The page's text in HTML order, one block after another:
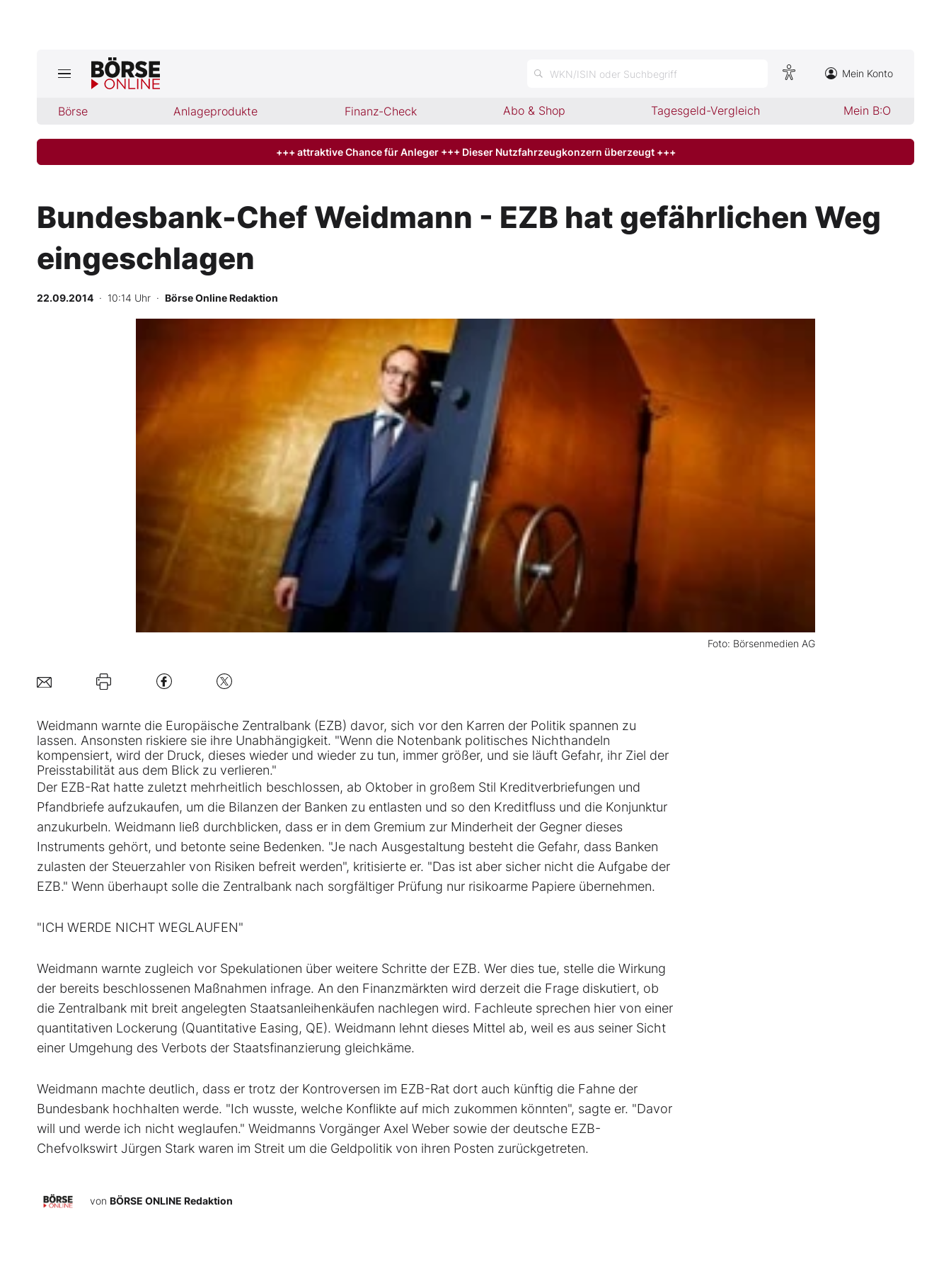
WKN/ISIN oder Suchbegriff Mein Konto
Börse Anlageprodukte Finanz-Check Abo & Shop Tagesgeld-Vergleich Mein B:O
Jetzt aktuelle Ausgabe BÖRSE ONLINE lesen
Finanz-Check
Abo & Shop
BO-Musterdepots
Mein Konto
+++ attraktive Chance für Anleger +++ Dieser Nutzfahrzeugkonzern überzeugt +++
Bundesbank-Chef Weidmann - EZB hat gefährlichen Weg
eingeschlagen
22.09.2014 · 10:14 Uhr · Börse Online Redaktion
Foto: Börsenmedien AG
Weidmann warnte die Europäische Zentralbank (EZB) davor, sich vor den Karren der Politik spannen zu
lassen. Ansonsten riskiere sie ihre Unabhängigkeit. "Wenn die Notenbank politisches Nichthandeln
kompensiert, wird der Druck, dieses wieder und wieder zu tun, immer größer, und sie läuft Gefahr, ihr Ziel der
Preisstabilität aus dem Blick zu verlieren."
Der EZB-Rat hatte zuletzt mehrheitlich beschlossen, ab Oktober in großem Stil Kreditverbriefungen und
Pfandbriefe aufzukaufen, um die Bilanzen der Banken zu entlasten und so den Kreditfluss und die Konjunktur
anzukurbeln. Weidmann ließ durchblicken, dass er in dem Gremium zur Minderheit der Gegner dieses
Instruments gehört, und betonte seine Bedenken. "Je nach Ausgestaltung besteht die Gefahr, dass Banken
zulasten der Steuerzahler von Risiken befreit werden", kritisierte er. "Das ist aber sicher nicht die Aufgabe der
EZB." Wenn überhaupt solle die Zentralbank nach sorgfältiger Prüfung nur risikoarme Papiere übernehmen.
"ICH WERDE NICHT WEGLAUFEN"
Weidmann warnte zugleich vor Spekulationen über weitere Schritte der EZB. Wer dies tue, stelle die Wirkung
der bereits beschlossenen Maßnahmen infrage. An den Finanzmärkten wird derzeit die Frage diskutiert, ob
die Zentralbank mit breit angelegten Staatsanleihenkäufen nachlegen wird. Fachleute sprechen hier von einer
quantitativen Lockerung (Quantitative Easing, QE). Weidmann lehnt dieses Mittel ab, weil es aus seiner Sicht
einer Umgehung des Verbots der Staatsfinanzierung gleichkäme.
Weidmann machte deutlich, dass er trotz der Kontroversen im EZB-Rat dort auch künftig die Fahne der
Bundesbank hochhalten werde. "Ich wusste, welche Konflikte auf mich zukommen könnten", sagte er. "Davor
will und werde ich nicht weglaufen." Weidmanns Vorgänger Axel Weber sowie der deutsche EZB-
Chefvolkswirt Jürgen Stark waren im Streit um die Geldpolitik von ihren Posten zurückgetreten.
von BÖRSE ONLINE Redaktion